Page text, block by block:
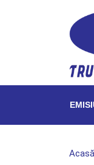
Acasă